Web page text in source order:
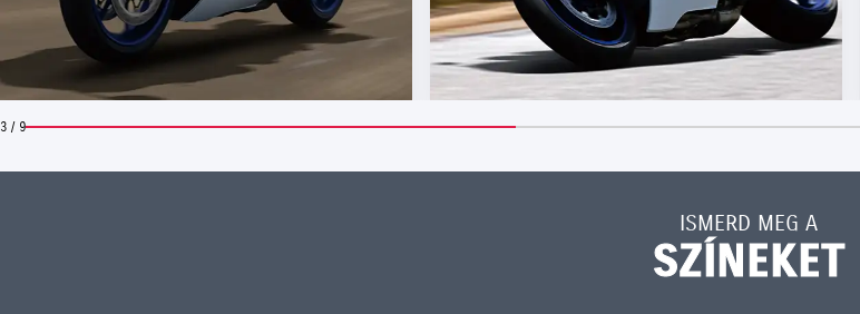
3 / 9
ISMERD MEG A
SZÍNEKET